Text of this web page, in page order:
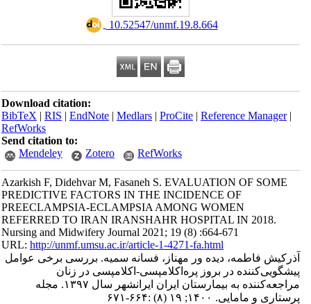
‎ 10.52547/unmf.19.8.664
Download citation:
BibTeX|RIS|EndNote|Medlars|ProCite|Reference Manager
RefWorks
Send citation to:
Mendeley
Zotero RefWorks
Azarkish F, Didehvar M, Fasaneh S. EVALUATION OF SOME
PREDICTIVE FACTORS IN THE INCIDENCE OF
PREECLAMPSIA-ECLAMPSIA AMONG WOMEN
REFERRED TO IRAN IRANSHAHR HOSPITAL IN 2018.
Nursing and Midwifery Journal 2021; 19 (8) :664-671
URL:http://unmf.umsu.ac.ir/article-1-4271-fa.html
آذرکیش فاطمه، دیده ور مهناز، فسانه سمیه. بررسی برخی عوامل
پیشگویی‌کننده در بروز پره‌اکلامپسی-اکلامپسی در زنان
مراجعه‌کننده به بیمارستان ایران ایرانشهر سال ۱۳۹۷. مجله
پرستاری و مامایی. ۱۴۰۰; ۱۹ (۸) :۶۶۴-۶۷۱